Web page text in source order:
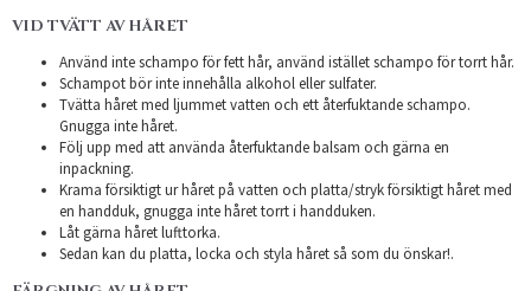
VID TVÄTT AV HÅRET
Använd inte schampo för fett hår, använd istället schampo för torrt hår.
Schampot bör inte innehålla alkohol eller sulfater.
Tvätta håret med ljummet vatten och ett återfuktande schampo.
Gnugga inte håret.
Följ upp med att använda återfuktande balsam och gärna en
inpackning.
Krama försiktigt ur håret på vatten och platta/stryk försiktigt håret med
en handduk, gnugga inte håret torrt i handduken.
Låt gärna håret lufttorka.
Sedan kan du platta, locka och styla håret så som du önskar!.